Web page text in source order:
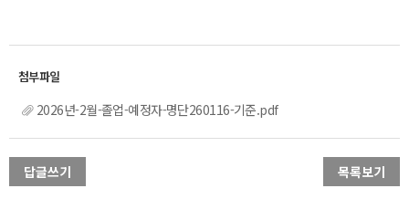
2026년-2월-졸업-예정자-명단260116-기준.pdf
답글쓰기 목록보기